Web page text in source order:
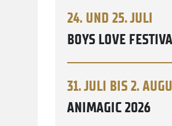
24. UND 25. JULI
BOYS LOVE
31. JULI BIS 2.
ANIMAGIC 2026